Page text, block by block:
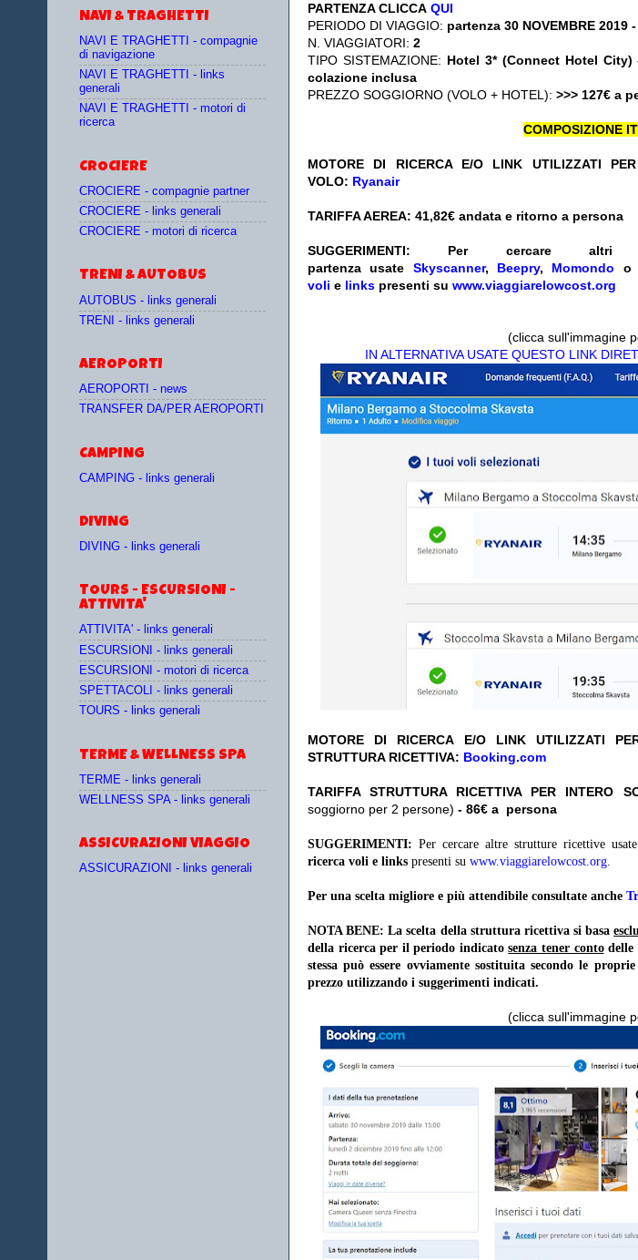
PARTENZA CLICCA QUI
PERIODO DI VIAGGIO: partenza 30 NOVEMBRE 2019
N. VIAGGIATORI: 2
TIPO SISTEMAZIONE: Hotel 3* (Connect Hotel
colazione inclusa
PREZZO SOGGIORNO (VOLO + HOTEL): >>> 127€ a
COMPOSIZIONE
MOTORE DI RICERCA E/O LINK UTILIZZATI
VOLO: Ryanair
TARIFFA AEREA: 41,82€ andata e ritorno a persona
SUGGERIMENTI: Per cercare
partenza usate Skyscanner, Beepry, Momondo
voli e links presenti su www.viaggiarelowcost.org
(clicca sull'immagine
IN ALTERNATIVA USATE QUESTO LINK
MOTORE DI RICERCA E/O LINK UTILIZZATI
STRUTTURA RICETTIVA: Booking.com
TARIFFA STRUTTURA RICETTIVA PER INTERO
soggiorno per 2 persone) - 86€ a persona
SUGGERIMENTI: Per cercare altre strutture ricettive usate
ricerca voli e links presenti su www.viaggiarelowcost.org.
Per una scelta migliore e più attendibile consultate anche
NOTA BENE: La scelta della struttura ricettiva si basa
della ricerca per il periodo indicatosenza tener contodelle
stessa può essere ovviamente sostituita secondo le
prezzo utilizzando i suggerimenti indicati.
(clicca sull'immagine
NAVI & TRAGHETTI
NAVI E TRAGHETTI - compagnie
di navigazione
NAVI E TRAGHETTI - links
generali
NAVI E TRAGHETTI - motori di
ricerca
CROCIERE
CROCIERE - compagnie partner
CROCIERE - links generali
CROCIERE - motori di ricerca
TRENI & AUTOBUS
AUTOBUS - links generali
TRENI - links generali
AEROPORTI
AEROPORTI - news
TRANSFER DA/PER AEROPORTI
CAMPING
CAMPING - links generali
DIVING
DIVING - links generali
TOURS - ESCURSIONI -
ATTIVITA'
ATTIVITA' - links generali
ESCURSIONI - links generali
ESCURSIONI - motori di ricerca
SPETTACOLI - links generali
TOURS - links generali
TERME & WELLNESS SPA
TERME - links generali
WELLNESS SPA - links generali
ASSICURAZIONI VIAGGIO
ASSICURAZIONI - links generali